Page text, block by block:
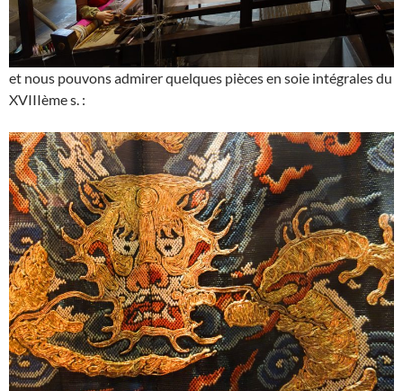
et nous pouvons admirer quelques pièces en soie intégrales du
XVIIIème s. :